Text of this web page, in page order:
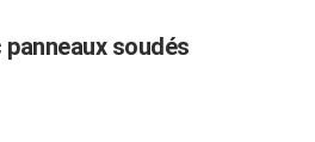
soudés